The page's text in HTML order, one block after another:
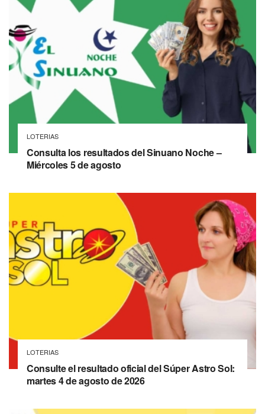
LOTERIAS
Consulta los resultados del Sinuano Noche –
Miércoles 5 de agosto
LOTERIAS
Consulte el resultado oficial del Súper Astro Sol:
martes 4 de agosto de 2026